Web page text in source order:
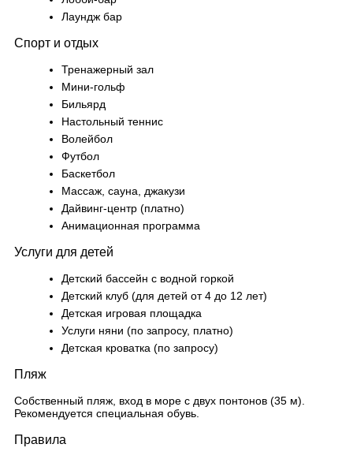
Лаундж бар
Спорт и отдых
Тренажерный зал
Мини-гольф
Бильярд
Настольный теннис
Волейбол
Футбол
Баскетбол
Массаж, сауна, джакузи
Дайвинг-центр (платно)
Анимационная программа
Услуги для детей
Детский бассейн с водной горкой
Детский клуб (для детей от 4 до 12 лет)
Детская игровая площадка
Услуги няни (по запросу, платно)
Детская кроватка (по запросу)
Пляж
Собственный пляж, вход в море с двух понтонов (35 м).
Рекомендуется специальная обувь.
Правила